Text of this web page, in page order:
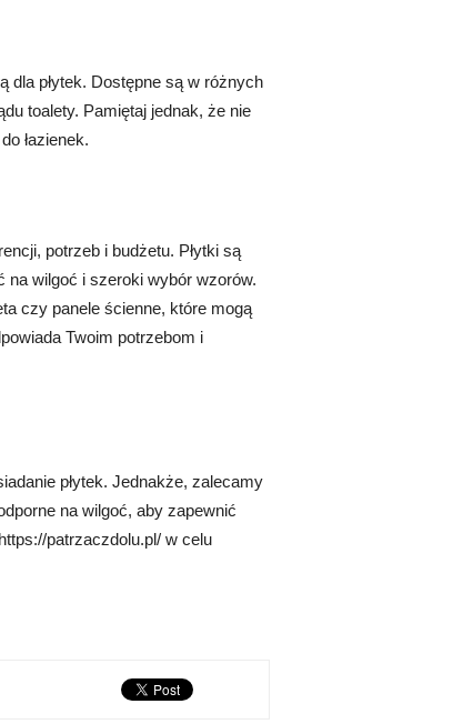
dla płytek. Dostępne są w różnych
toalety. Pamiętaj jednak, że nie
łazienek.
potrzeb i budżetu. Płytki są
na wilgoć i szeroki wybór wzorów.
czy panele ścienne, które mogą
Twoim potrzebom i
płytek. Jednakże, zalecamy
na wilgoć, aby zapewnić
patrzaczdolu.pl/ w celu